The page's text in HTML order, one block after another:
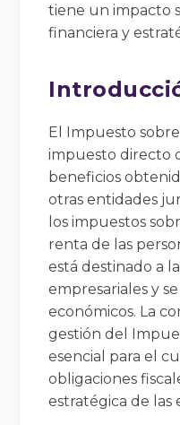
tiene un impacto
financiera y
El Impuesto
impuesto directo
beneficios
otras entidades
los impuestos
renta de las
está destinado a
empresariales y
económicos. La
gestión del
esencial para el
obligaciones
estratégica de las